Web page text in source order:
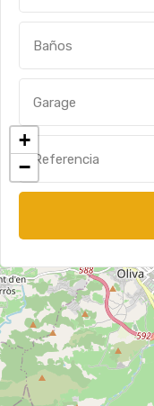
Baños
Garage
+
−